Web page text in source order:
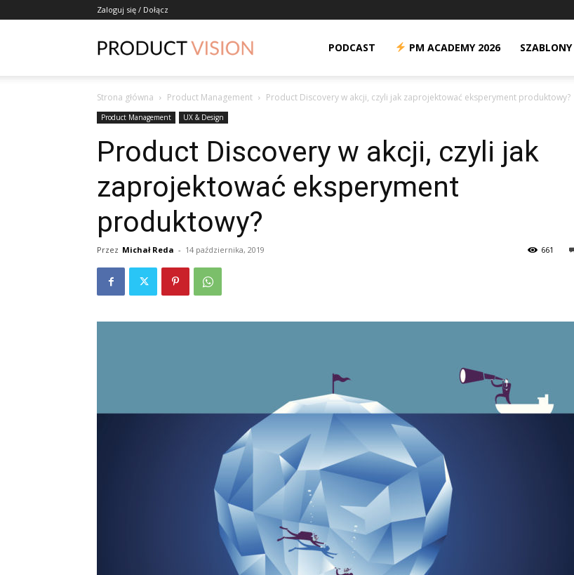
Zaloguj się / Dołącz
PODCAST PM ACADEMY 2026 SZABLONY
Strona główna Product Management Product Discovery w akcji, czyli jak zaprojektować eksperyment produktowy?
Product Management UX & Design
Product Discovery w akcji, czyli jak
zaprojektować eksperyment
produktowy?
Przez Michał Reda - 14 października, 2019 661